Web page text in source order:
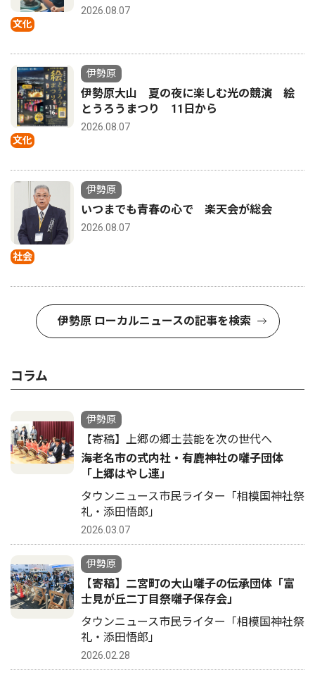
文化
2026.08.07
文化
伊勢原
伊勢原大山 夏の夜に楽しむ光の競演 絵
とうろうまつり 11日から
2026.08.07
社会
伊勢原
いつまでも青春の心で 楽天会が総会
2026.08.07
伊勢原 ローカルニュースの記事を検索
コラム
伊勢原
【寄稿】上郷の郷土芸能を次の世代へ
海老名市の式内社・有鹿神社の囃子団体
「上郷はやし連」
タウンニュース市民ライター「相模国神社祭
礼・添田悟郎」
2026.03.07
伊勢原
【寄稿】二宮町の大山囃子の伝承団体「富
士見が丘二丁目祭囃子保存会」
タウンニュース市民ライター「相模国神社祭
礼・添田悟郎」
2026.02.28